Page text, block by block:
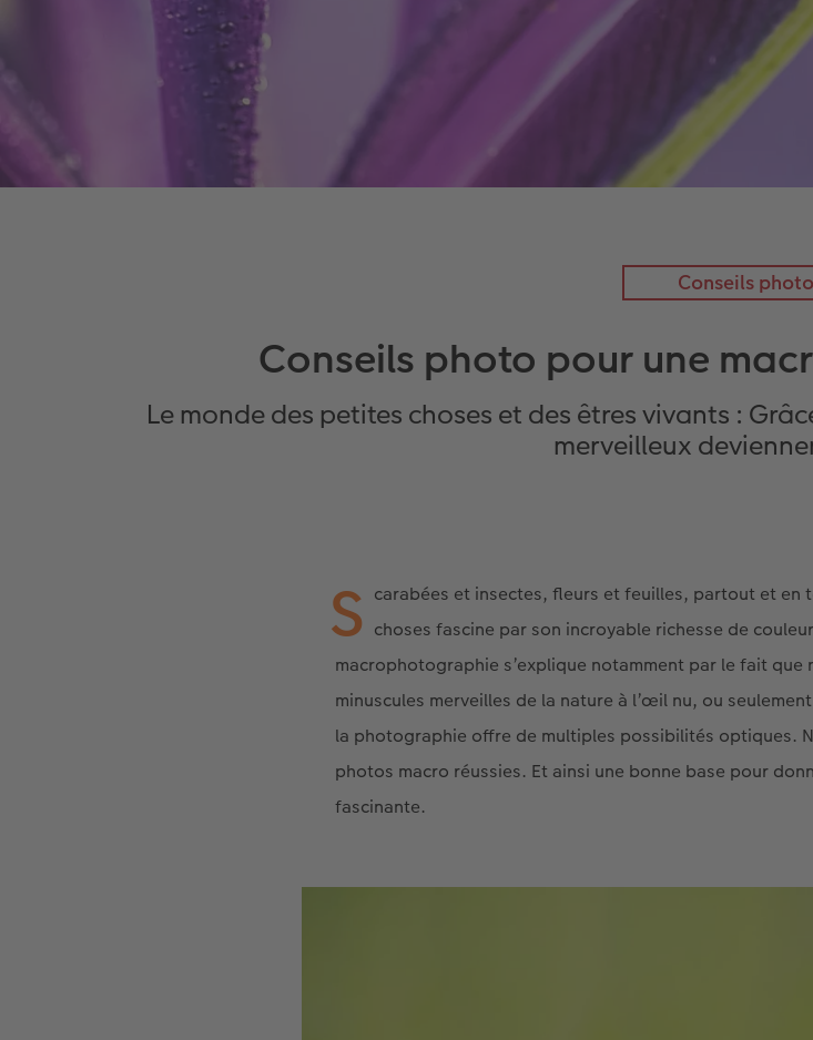
Conseils photo
Conseils photo pour une
Le monde des petites choses et des êtres vivants :
merveilleux
S carabées et insectes, fleurs et feuilles, partout et en
choses fascine par son incroyable richesse de
macrophotographie s’explique notamment par le fait que
minuscules merveilles de la nature à l’œil nu, ou
la photographie offre de multiples possibilités optiques.
photos macro réussies. Et ainsi une bonne base pour
fascinante.